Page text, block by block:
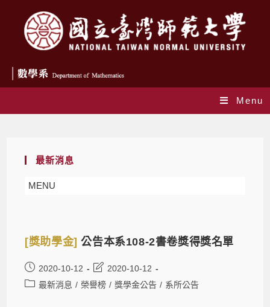
Menu
最新消息
MENU
[獎助學金]公告本系108-2書卷獎得獎名單
2020-10-12
2020-10-12
最新消息 / 榮譽榜 / 獎學金公告 / 系所公告